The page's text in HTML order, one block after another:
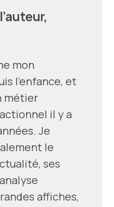
mon
l'enfance, et
métier
il y a
Je
le
ses
affiches,